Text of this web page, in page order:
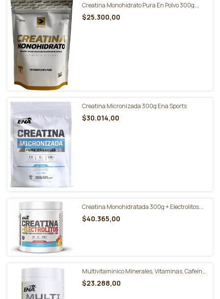
Creatina Monohidrato Pura En Polvo 300g.
$25.300,00
Creatina Micronizada 300g Ena Sports
$30.014,00
Creatina Monohidratada 300g + Electrolitos.
$40.365,00
Multivitaminico Minerales, Vitaminas, Cafeína
x 60 Comp. - Ena Sports
$23.288,00